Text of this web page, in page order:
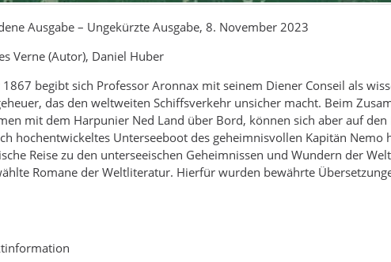
Ausgabe – Ungekürzte Ausgabe, 8. November 2023
Verne (Autor), Daniel Huber
1867 begibt sich Professor Aronnax mit seinem Diener Conseil als
das den weltweiten Schiffsverkehr unsicher macht. Beim
mit dem Harpunier Ned Land über Bord, können sich aber auf
hochentwickeltes Unterseeboot des geheimnisvollen Kapitän
Reise zu den unterseeischen Geheimnissen und Wundern der
Romane der Weltliteratur. Hierfür wurden bewährte